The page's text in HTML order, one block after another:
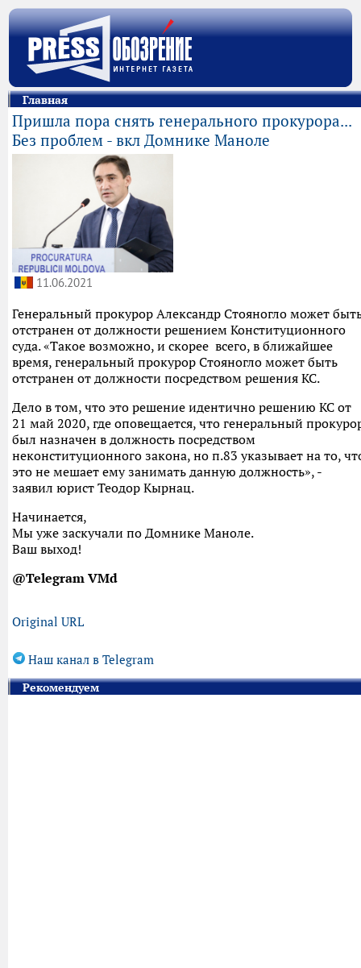
Главная
Пришла пора снять генерального прокурора...
Без проблем - вкл Домнике Маноле
11.06.2021
Генеральный прокурор Александр Стояногло может
отстранен от должности решением Конституционного
суда. «Такое возможно, и скорее всего, в ближайшее
время, генеральный прокурор Стояногло может быть
отстранен от должности посредством решения КС.
Дело в том, что это решение идентично решению КС от
21 май 2020, где оповещается, что генеральный
был назначен в должность посредством
неконституционного закона, но п.83 указывает на то,
это не мешает ему занимать данную должность», -
заявил юрист Теодор Кырнац.
Начинается,
Мы уже заскучали по Домнике Маноле.
Ваш выход!
@Telegram VMd
Original URL
Наш канал в Telegram
Рекомендуем